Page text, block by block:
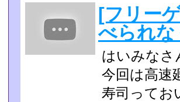
[フリー
べられな
はいみなさ
今回は高速
寿司ってお